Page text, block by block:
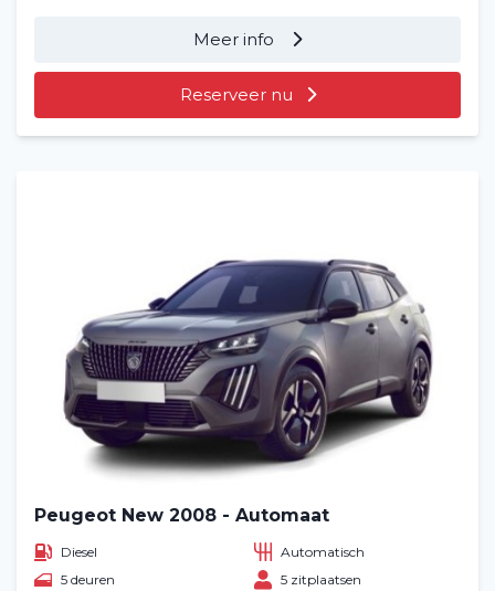
Meer info
Reserveer nu
Peugeot New 2008 - Automaat
Diesel
Automatisch
5 deuren
5 zitplaatsen